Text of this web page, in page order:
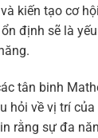
kiến tạo cơ
định sẽ là
tân binh
hỏi về vị trí
rằng sự đa